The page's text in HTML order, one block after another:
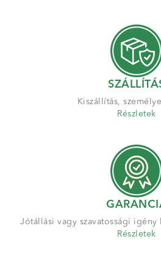
Kiszállítás,
Részletek
Jótállási vagy szavatossági
Részletek